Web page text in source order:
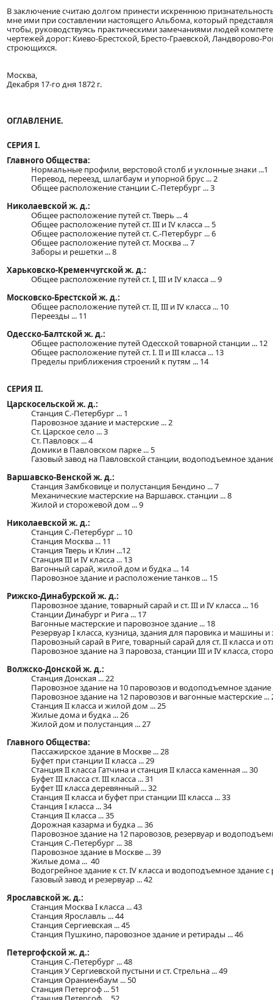
В заключение считаю долгом принести искреннюю
мне ими при составлении настоящего Альбома, который
чтобы, руководствуясь практическими замечаниями людей
чертежей дорог: Киево-Брестской, Бресто-Граевской, Ландворово-
строющихся.
Москва,
Декабря 17-го дня 1872 г.
ОГЛАВЛЕНИЕ.
СЕРИЯ I.
Главного Общества:
Нормальные профили, верстовой столб и уклонные знаки ...1
Перевод, переезд, шлагбаум и упорной брус ... 2
Общее расположение станции С.-Петербург ... 3
Николаевской ж. д.:
Общее расположение путей ст. Тверь ... 4
Общее расположение путей ст. III и IV класса ... 5
Общее расположение путей ст. С.-Петербург ... 6
Общее расположение путей ст. Москва ... 7
Заборы и решетки ... 8
Харьковско-Кременчугской ж. д.:
Общее расположение путей ст. I, III и IV класса ... 9
Московско-Брестской ж. д.:
Общее расположение путей ст. II, III и IV класса ... 10
Переезды ... 11
Одесско-Балтской ж. д.:
Общее расположение путей Одесской товарной станции ... 12
Общее расположение путей ст. I. II и III класса ... 13
Пределы приближения строений к путям ... 14
СЕРИЯ II.
Царскосельской ж. д.:
Станция С.-Петербург ... 1
Паровозное здание и мастерские ... 2
Ст. Царское село ... 3
Ст. Павловск ... 4
Домики в Павловском парке ... 5
Газовый завод на Павловской станции, водоподъемное
Варшавско-Венской ж. д.:
Станция Замбковице и полустанция Бендино ... 7
Механические мастерские на Варшавск. станции ... 8
Жилой и сторожевой дом ... 9
Николаевской ж. д.:
Станция С.-Петербург ... 10
Станция Москва ... 11
Станция Тверь и Клин ...12
Станция III и IV класса ... 13
Вагонный сарай, жилой дом и будка ... 14
Паровозное здание и расположение танков ... 15
Рижско-Динабурской ж. д.:
Паровозное здание, товарный сарай и ст. III и IV класса ... 16
Станции Динабург и Рига ... 17
Вагонные мастерские и паровозное здание ... 18
Резервуар I класса, кузница, здания для паровика и машины
Паровозный сарай в Риге, товарный сарай для ст. II класса и
Паровозное здание на 3 паровоза, станции III и IV класса,
Волжско-Донской ж. д.:
Станция Донская ... 22
Паровозное здание на 10 паровозов и водоподъемное здание
Паровозное здание на 12 паровозов и вагонные мастерские ...
Станция II класса и жилой дом ... 25
Жилые дома и будка ... 26
Жилой дом и полустанция ... 27
Главного Общества:
Пассажирское здание в Москве ... 28
Буфет при станции II класса ... 29
Станция II класса Гатчина и станция II класса каменная ... 30
Буфет III класса ст. III класса ... 31
Буфет III класса деревянный ... 32
Станция II класса и буфет при станции ІІІ класса ... 33
Станция I класса ... 34
Станция II класса ... 35
Дорожная казарма и будка ... 36
Паровозное здание на 12 паровозов, резервуар и
Станция С.-Петербург ... 38
Паровозное здание в Москве ... 39
Жилые дома ... 40
Водогрейное здание к ст. IV класса и водоподъемное здание с
Газовый завод и резервуар ... 42
Ярославской ж. д.:
Станция Москва I класса ... 43
Станция Ярославль ... 44
Станция Сергиевская ... 45
Станция Пушкино, паровозное здание и ретирады ... 46
Петергофской ж. д.:
Станция С.-Петербург ... 48
Станция У Сергиевской пустыни и ст. Стрельна ... 49
Станция Ораниенбаум ... 50
Станция Петергоф ... 51